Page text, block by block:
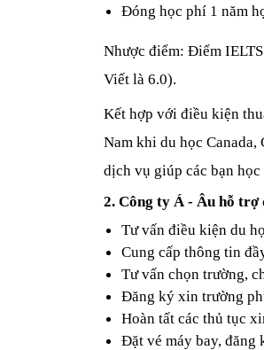
Đóng học phí 1 năm
Nhược điểm: Điểm
Viết là 6.0).
Kết hợp với điều kiện
Nam khi du học Canada,
dịch vụ giúp các bạn
2. Công ty Á - Âu hỗ trợ
Tư vấn điều kiện du
Cung cấp thông tin
Tư vấn chọn trường,
Đăng ký xin trường
Hoàn tất các thủ tục
Đặt vé máy bay, đăng